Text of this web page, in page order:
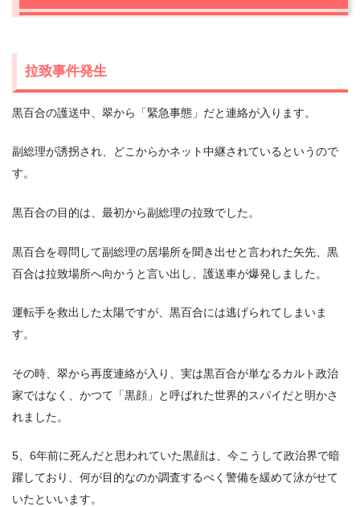
拉致事件発生
黒百合の護送中、翠から「緊急事態」だと連絡が入ります。
副総理が誘拐され、どこからかネット中継されているというので
す。
黒百合の目的は、最初から副総理の拉致でした。
黒百合を尋問して副総理の居場所を聞き出せと言われた矢先、黒
百合は拉致場所へ向かうと言い出し、護送車が爆発しました。
運転手を救出した太陽ですが、黒百合には逃げられてしまいま
す。
その時、翠から再度連絡が入り、実は黒百合が単なるカルト政治
家ではなく、かつて「黒顔」と呼ばれた世界的スパイだと明かさ
れました。
5、6年前に死んだと思われていた黒顔は、今こうして政治界で暗
躍しており、何が目的なのか調査するべく警備を緩めて泳がせて
いたといいます。